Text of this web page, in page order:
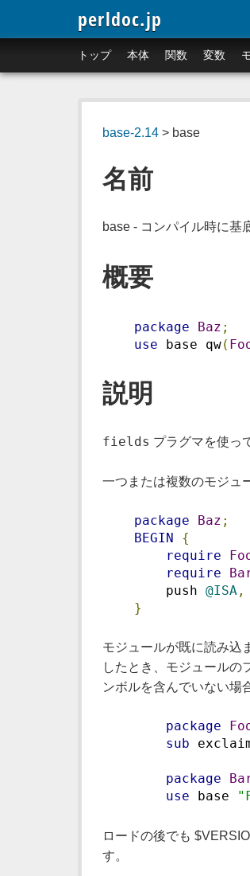
perldoc.jp
トップ 本体 関数 変数
base-2.14> base
名前
base - コンパイル時に基
概要
package Baz ;
use base qw(
説明
fields プラグマを使っ
一つまたは複数のモジュ
package Baz ;
BEGIN
{
require
require
push @ISA,
}
モジュールが既に読み込
したとき、モジュールの
ンボルを含んでいない場
package
sub
package
use base
ロードの後でも
す。